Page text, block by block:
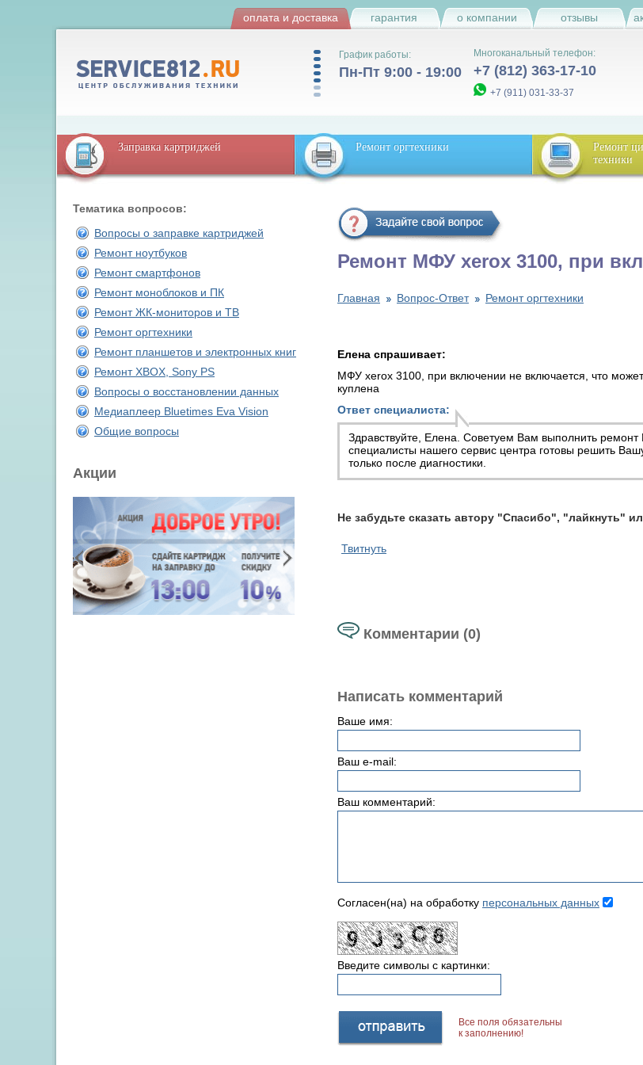
оплата и доставка гарантия о компании отзывы
График работы:
Пн-Пт 9:00 - 19:00
Многоканальный телефон:
+7 (812) 363-17-10
+7 (911) 031-33-37
Заправка картриджей Ремонт оргтехники
Ремонт
техники
Тематика вопросов:
Вопросы о заправке картриджей
Ремонт ноутбуков
Ремонт смартфонов
Ремонт моноблоков и ПК
Ремонт ЖК-мониторов и ТВ
Ремонт оргтехники
Ремонт планшетов и электронных книг
Ремонт XBOX, Sony PS
Вопросы о восстановлении данных
Медиаплеер Bluetimes Eva Vision
Общие вопросы
Акции
Ремонт МФУ xerox 3100, при
Главная Вопрос-Ответ Ремонт оргтехники
Елена спрашивает:
МФУ xerox 3100, при включении не включается, что
куплена
Ответ специалиста:
Здравствуйте, Елена. Советуем Вам выполнить
специалисты нашего сервис центра готовы решить
только после диагностики.
Не забудьте сказать автору "Спасибо", "лайкнуть"
Твитнуть
Комментарии (0)
Написать комментарий
Ваше имя:
Ваш e-mail:
Ваш комментарий:
Согласен(на) на обработку персональных данных
Введите символы с картинки:
Все поля обязательны
к заполнению!